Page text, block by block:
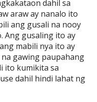
dahil sa
araw ay nanalo ito
ang gusali na nooy
Ang gusaling ito ay
mabili nya ito ay
gawing paupahang
ito kumikita sa
dahil hindi lahat ng